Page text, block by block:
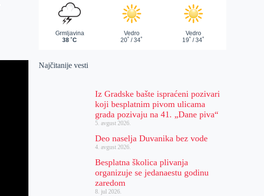
Najčitanije vesti
Iz Gradske bašte ispraćeni pozivari
koji besplatnim pivom ulicama
grada pozivaju na 41. „Dane piva“
5. avgust 2026.
Deo naselja Duvanika bez vode
4. avgust 2026.
Besplatna školica plivanja
organizuje se jedanaestu godinu
zaredom
8. jul 2026.